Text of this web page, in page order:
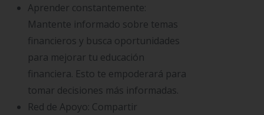
Aprender constantemente:
Mantente informado sobre temas
financieros y busca oportunidades
para mejorar tu educación
financiera. Esto te empoderará para
tomar decisiones más informadas.
Red de Apoyo: Compartir